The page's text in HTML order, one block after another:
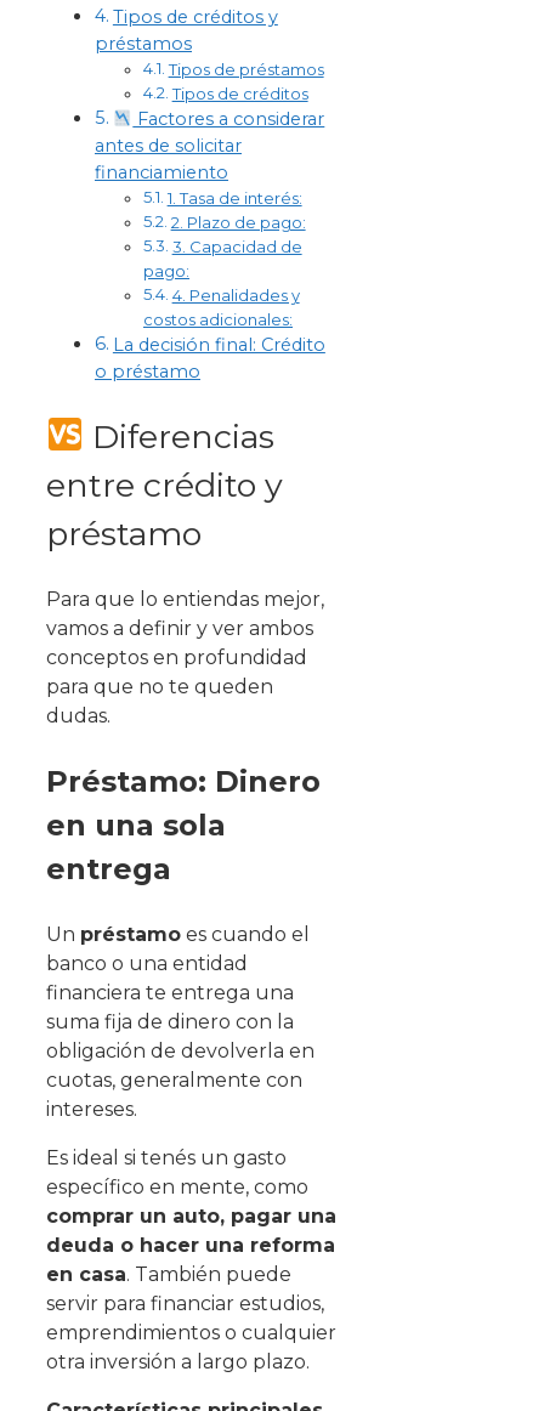
Tipos de créditos y
préstamos
Tipos de préstamos
Tipos de créditos
Factores a considerar
antes de solicitar
financiamiento
1. Tasa de interés:
2. Plazo de pago:
3. Capacidad de
pago:
4. Penalidades y
costos adicionales:
La decisión final: Crédito
o préstamo
Diferencias
entre crédito y
préstamo
Para que lo entiendas mejor,
vamos a definir y ver ambos
conceptos en profundidad
para que no te queden
dudas.
Préstamo: Dinero
en una sola
entrega
Un préstamo es cuando el
banco o una entidad
financiera te entrega una
suma fija de dinero con la
obligación de devolverla en
cuotas, generalmente con
intereses.
Es ideal si tenés un gasto
específico en mente, como
comprar un auto, pagar una
deuda o hacer una reforma
en casa. También puede
servir para financiar estudios,
emprendimientos o cualquier
otra inversión a largo plazo.